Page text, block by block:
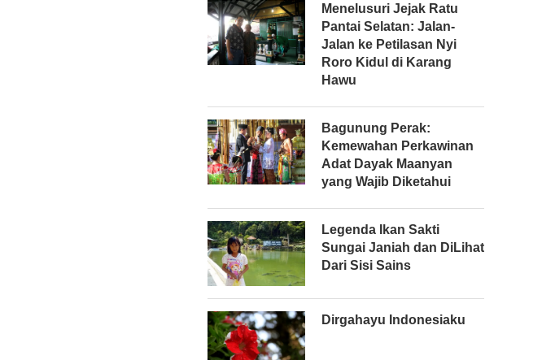
Menelusuri Jejak Ratu
Pantai Selatan: Jalan-
Jalan ke Petilasan Nyi
Roro Kidul di Karang
Hawu
Bagunung Perak:
Kemewahan Perkawinan
Adat Dayak Maanyan
yang Wajib Diketahui
Legenda Ikan Sakti
Sungai Janiah dan DiLihat
Dari Sisi Sains
Dirgahayu Indonesiaku